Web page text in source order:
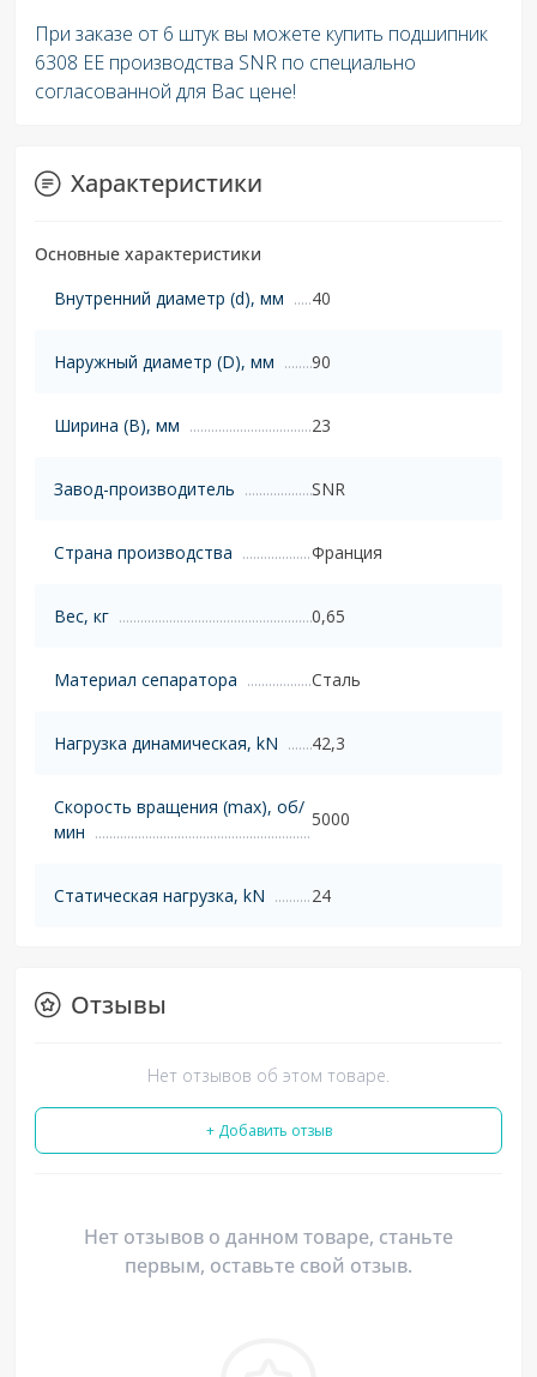
При заказе от 6 штук вы можете купить подшипник
6308 EE производства SNR по специально
согласованной для Вас цене!
Характеристики
Основные характеристики
Внутренний диаметр (d), мм
40
Наружный диаметр (D), мм 90
Ширина (B), мм 23
Завод-производитель SNR
Страна производства Франция
Вес, кг 0,65
Материал сепаратора Сталь
Нагрузка динамическая, kN 42,3
Скорость вращения (max), об/
мин
5000
Статическая нагрузка, kN 24
Отзывы
Нет отзывов об этом товаре.
+ Добавить отзыв
Нет отзывов о данном товаре, станьте
первым, оставьте свой отзыв.